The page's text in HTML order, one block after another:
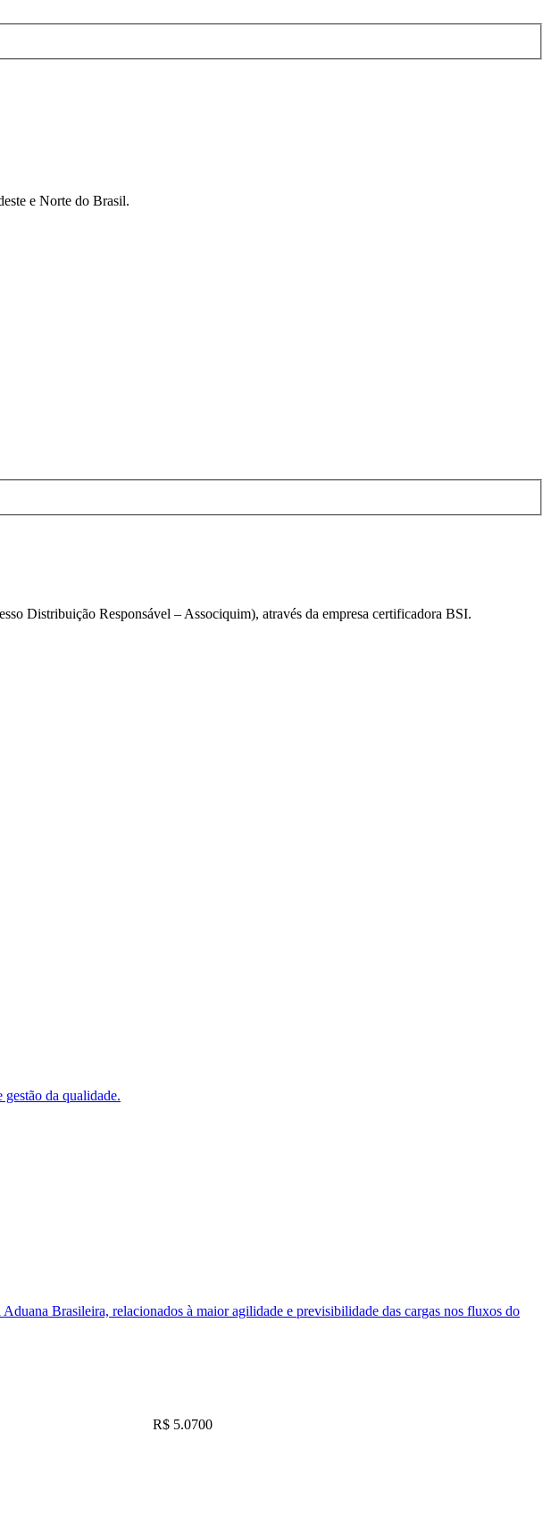
e Norte do Brasil.
Distribuição Responsável – Associquim), através da empresa certificadora BSI.
da qualidade.
Brasileira, relacionados à maior agilidade e previsibilidade das cargas nos fluxos do
R$ 5.0700